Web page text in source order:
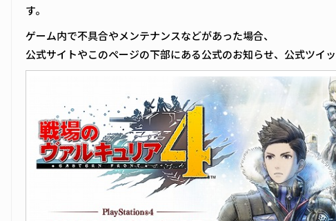
す。
ゲーム内で不具合やメンテナンスなどがあった場合、
公式サイトやこのページの下部にある公式のお知らせ、公式ツイ